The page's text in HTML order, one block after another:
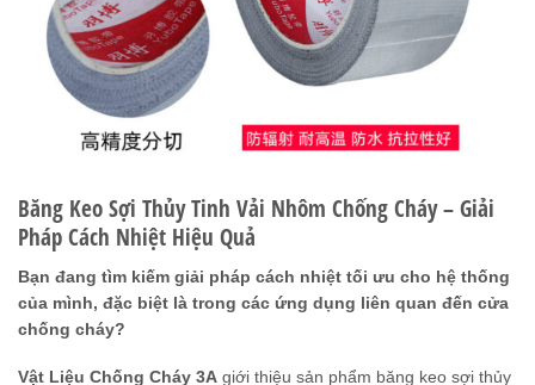
Băng Keo Sợi Thủy Tinh Vải Nhôm Chống Cháy – Giải
Pháp Cách Nhiệt Hiệu Quả
Bạn đang tìm kiếm giải pháp cách nhiệt tối ưu cho hệ thống
của mình, đặc biệt là trong các ứng dụng liên quan đến cửa
chống cháy?
Vật Liệu Chống Cháy 3A giới thiệu sản phẩm băng keo sợi thủy